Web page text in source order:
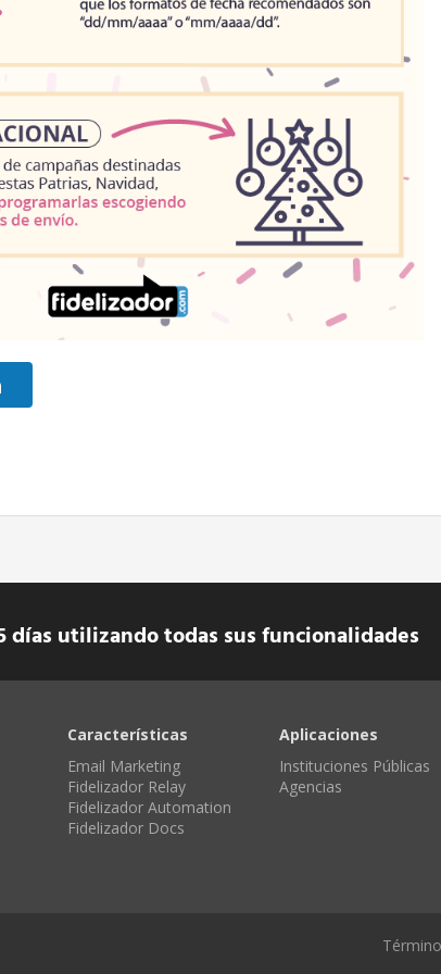
días utilizando todas sus funcionalidades
Características
Email Marketing
Fidelizador Relay
Fidelizador Automation
Fidelizador Docs
Aplicaciones
Instituciones Públicas
Agencias